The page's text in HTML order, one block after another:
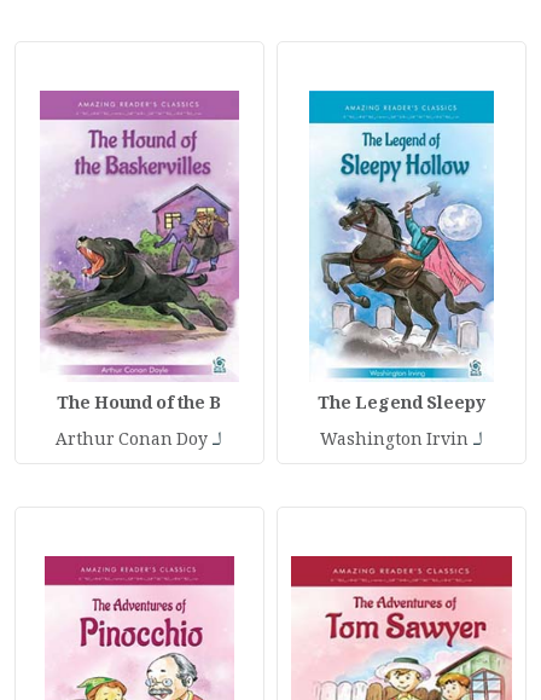
The Legend Sleepy
لـWashington Irvin
The Hound of the B
لـArthur Conan Doy